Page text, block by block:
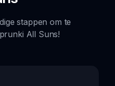
stappen om te
All Suns!